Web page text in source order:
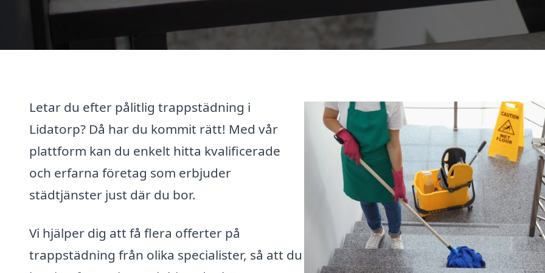
Letar du efter pålitlig trappstädning i
Lidatorp? Då har du kommit rätt! Med vår
plattform kan du enkelt hitta kvalificerade
och erfarna företag som erbjuder
städtjänster just där du bor.
Vi hjälper dig att få flera offerter på
trappstädning från olika specialister, så att du